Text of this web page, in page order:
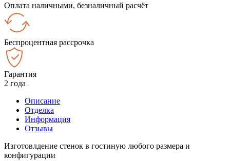
Оплата наличными, безналичный расчёт
Беспроцентная рассрочка
Гарантия
2 года
Описание
Отделка
Информация
Отзывы
Изготовлдение стенок в гостиную любого размера и
конфигурации